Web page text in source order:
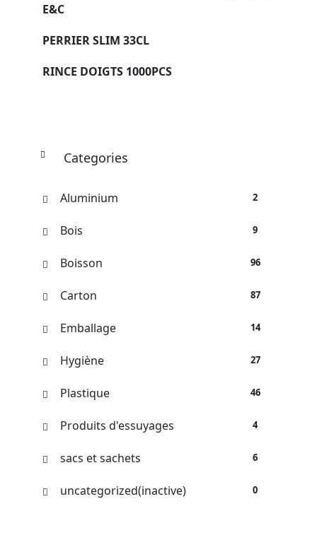
E&C
PERRIER SLIM 33CL
RINCE DOIGTS 1000PCS
Categories
Aluminium 2
Bois 9
Boisson 96
Carton 87
Emballage 14
Hygiène 27
Plastique 46
Produits d'essuyages 4
sacs et sachets 6
uncategorized(inactive) 0